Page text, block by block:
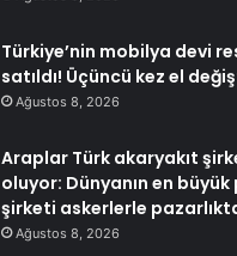
Türkiye’nin mobilya devi
satıldı! Üçüncü kez el
Ağustos 8, 2026
Araplar Türk akaryakıt
oluyor: Dünyanın en
şirketi askerlerle
Ağustos 8, 2026